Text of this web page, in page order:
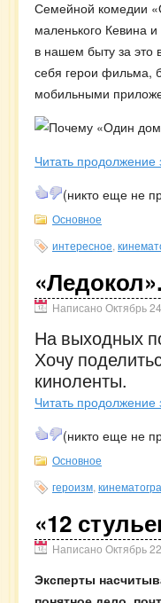
Семейной комедии
маленького Кевина
в нашем быту за это
себя герои фильма,
мобильными
Читать продолжение
(никто еще не
Основное
интересное
Написано Октябрь
На выходных
Хочу
киноленты.
Читать продолжение
(никто еще не
Основное
героизм
«12
Написано Октябрь
Эксперты